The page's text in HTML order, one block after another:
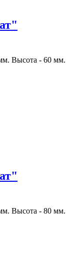
Высота - 60 мм.
Высота - 80 мм.